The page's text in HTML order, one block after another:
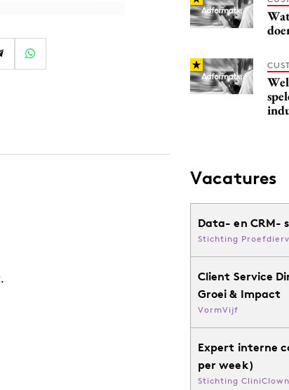
Vacatures
Data- en CRM-
Stichting
Client Service
Groei & Impact
VormVijf
Expert interne
per week)
Stichting